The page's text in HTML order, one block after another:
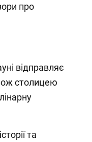
про
відправляє
столицею
та